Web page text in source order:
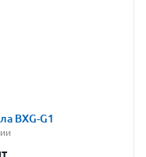
BXG-G1